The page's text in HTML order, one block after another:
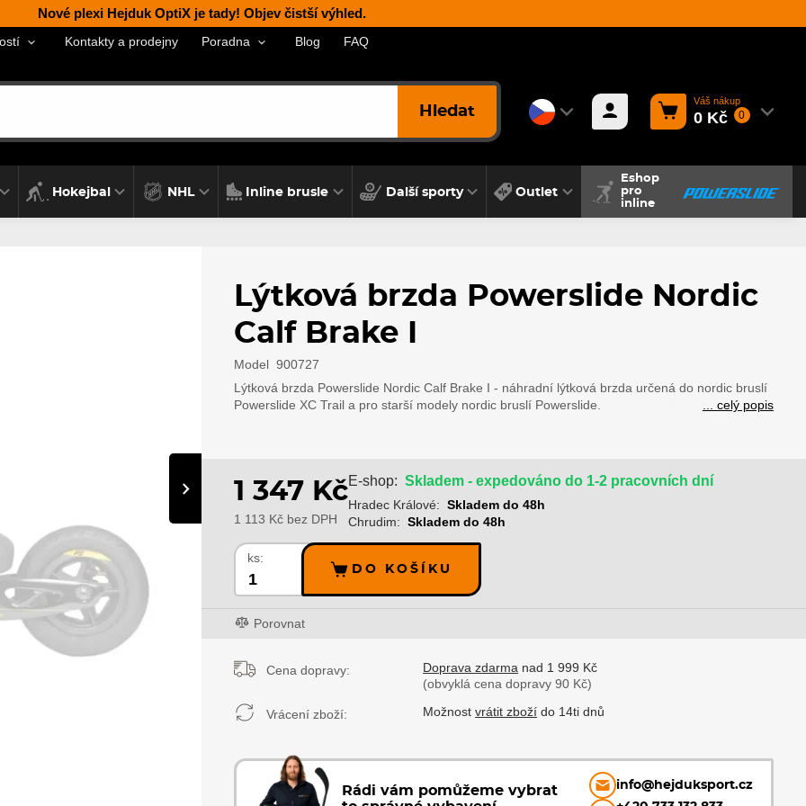
Nové plexi Hejduk OptiX je tady! Objev čistší výhled.
Kontakty a prodejny Poradna Blog FAQ
Hledat
Váš nákup
0 Kč 0
Hokejbal NHL Inline brusle Další sporty Outlet
Eshop
pro
inline
›
Lýtková brzda Powerslide Nordic
Calf Brake I
Model 900727
Lýtková brzda Powerslide Nordic Calf Brake I - náhradní lýtková brzda určená do nordic bruslí
Powerslide XC Trail a pro starší modely nordic bruslí Powerslide.
... celý popis
1 347 Kč
1 113 Kč bez DPH
E-shop: Skladem - expedováno do 1-2 pracovních dní
Hradec Králové: Skladem do 48h
Chrudim: Skladem do 48h
ks:
DO KOŠÍKU
Porovnat
Cena dopravy: Doprava zdarma nad 1 999 Kč
(obvyklá cena dopravy 90 Kč)
Vrácení zboží: Možnostvrátit zboží do 14ti dnů
Rádi vám pomůžeme vybrat
info@hejduksport.cz